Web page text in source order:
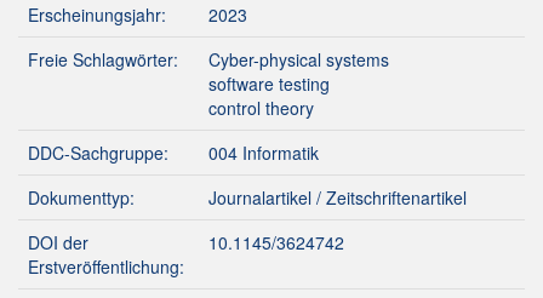
Erscheinungsjahr:
2023
Freie Schlagwörter:
Cyber-physical systems
software testing
control theory
DDC-Sachgruppe:
004 Informatik
Dokumenttyp:
Journalartikel / Zeitschriftenartikel
DOI der
Erstveröffentlichung:
10.1145/3624742